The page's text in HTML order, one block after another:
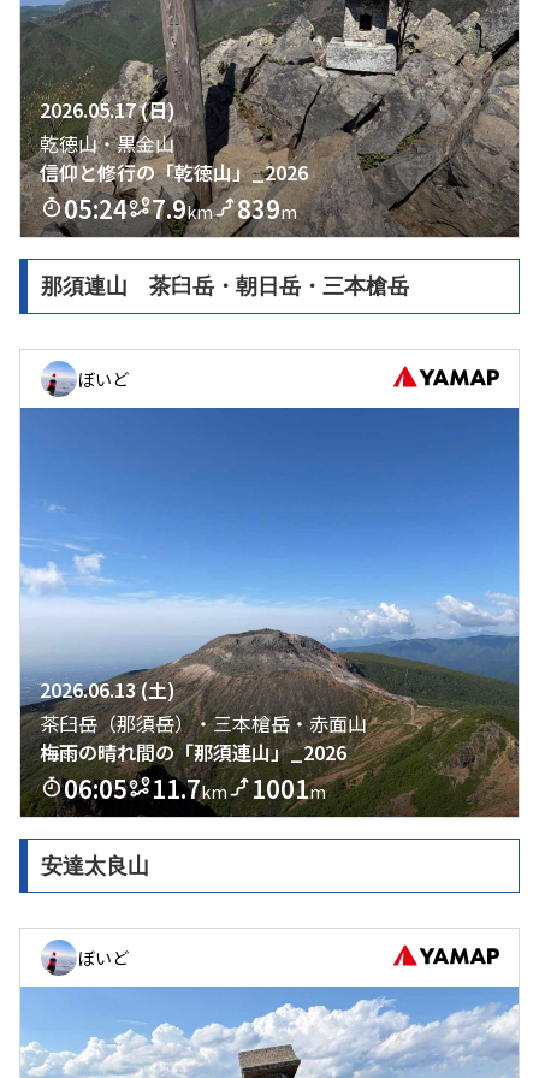
那須連山 茶臼岳・朝日岳・三本槍岳
安達太良山